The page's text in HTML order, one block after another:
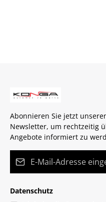
Abonnieren Sie jetzt
Newsletter, um rechtzeitig
Angebote informiert zu
Datenschutz